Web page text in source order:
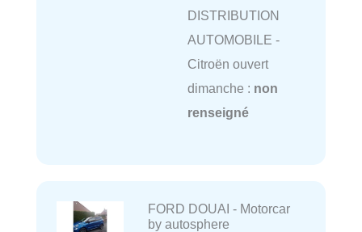
DISTRIBUTION
AUTOMOBILE -
Citroën ouvert
dimanche : non
renseigné
FORD DOUAI - Motorcar
by autosphere